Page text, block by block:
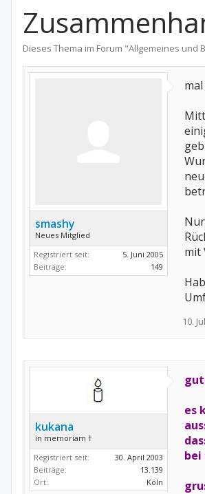
Dieses Thema im Forum "Allgemeines und
smashy
Neues Mitglied
Registriert seit:
5. Juni 2005
Beiträge:
149
mit
10.
kukana
in memoriam †
Registriert seit:
30. April 2003
Beiträge:
13.139
Ort:
Köln
es
bei